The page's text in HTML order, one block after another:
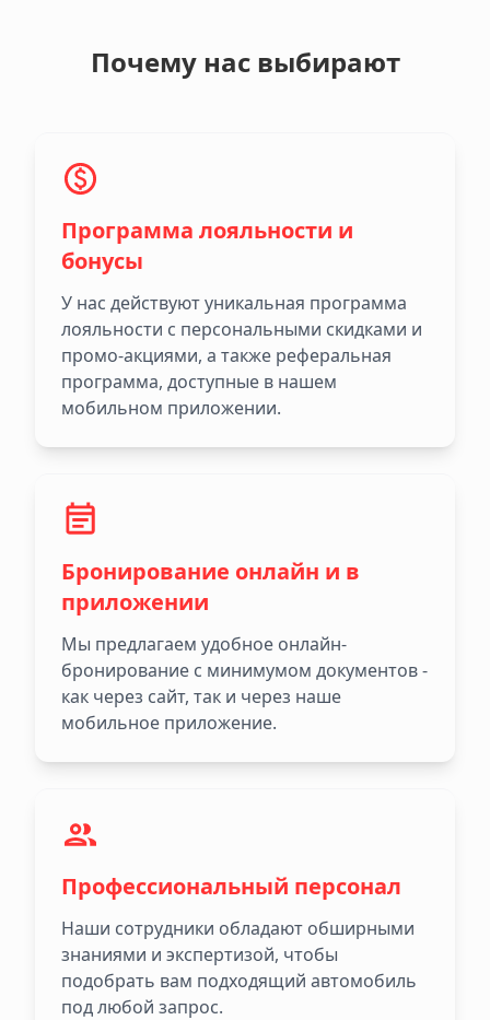
Почему нас выбирают
Программа лояльности и
бонусы
У нас действуют уникальная программа
лояльности с персональными скидками и
промо-акциями, а также реферальная
программа, доступные в нашем
мобильном приложении.
Бронирование онлайн и в
приложении
Мы предлагаем удобное онлайн-
бронирование с минимумом документов -
как через сайт, так и через наше
мобильное приложение.
Профессиональный персонал
Наши сотрудники обладают обширными
знаниями и экспертизой, чтобы
подобрать вам подходящий автомобиль
под любой запрос.